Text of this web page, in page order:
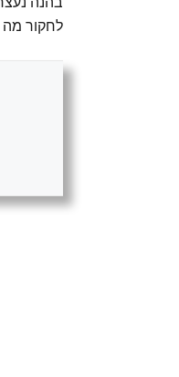
לחקור מה